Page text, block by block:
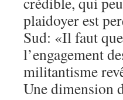
plaidoyer est
Sud: «Il faut
l’engagement
militantisme
Une dimension